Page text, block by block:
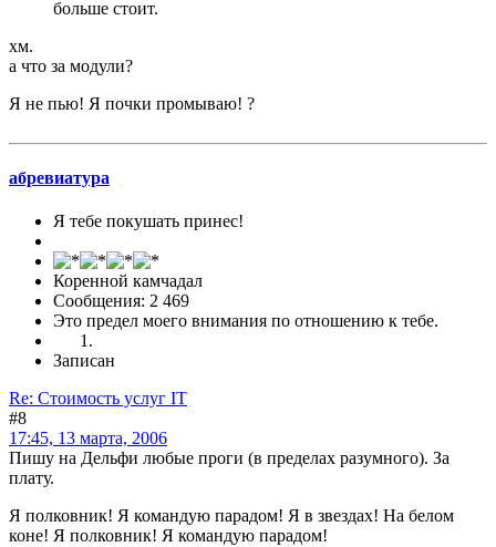
больше стоит.
хм.
а что за модули?
Я не пью! Я почки промываю! ?
абревиатура
Я тебе покушать принес!
Коренной камчадал
Сообщения: 2 469
Это предел моего внимания по отношению к тебе.
Записан
Re: Стоимость услуг IT
#8
17:45, 13 марта, 2006
Пишу на Дельфи любые проги (в пределах разумного). За
плату.
Я полковник! Я командую парадом! Я в звездах! На белом
коне! Я полковник! Я командую парадом!